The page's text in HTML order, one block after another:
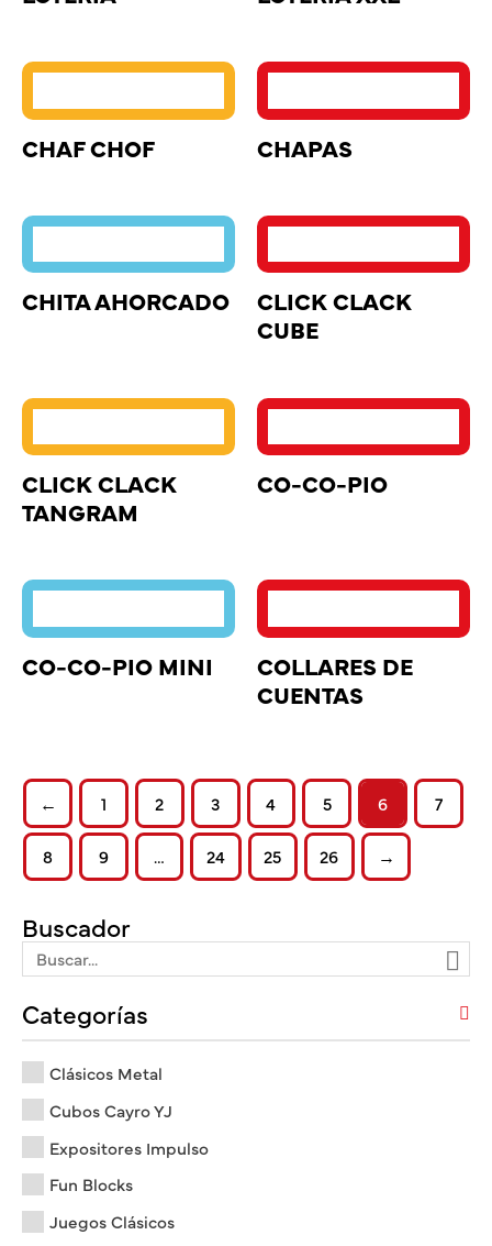
Buscador
Categorías
Clásicos Metal
Cubos Cayro YJ
Expositores Impulso
Fun Blocks
Juegos Clásicos
CHAF CHOF CHAPAS
CHITA AHORCADO
CLICK CLACK
CUBE
CLICK CLACK
TANGRAM
CO-CO-PIO
CO-CO-PIO MINI
COLLARES DE
CUENTAS
← 1 2 3 4 5 6 7
8 9 … 24 25 26 →